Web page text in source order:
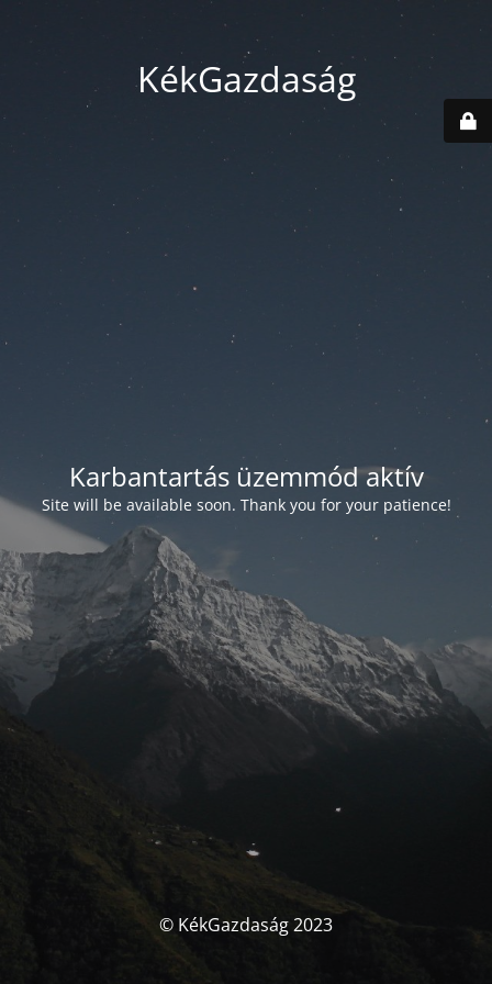
KékGazdaság
Karbantartás üzemmód aktív
Site will be available soon. Thank you for your patience!
© KékGazdaság 2023